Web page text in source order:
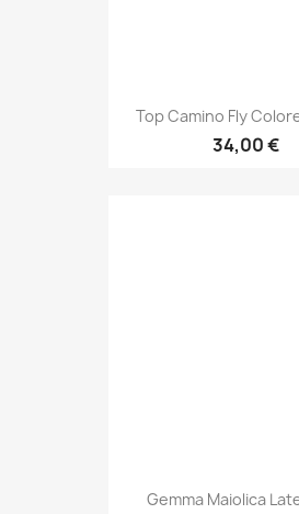
Top Camino Fly
34,00 €
Gemma Maiolica